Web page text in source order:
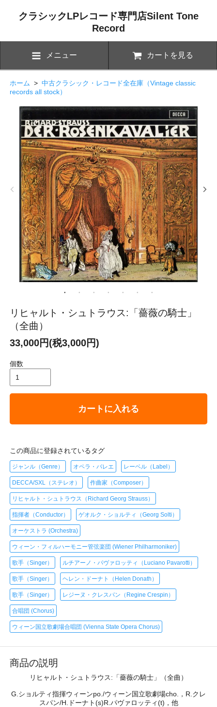
クラシックLPレコード専門店Silent Tone
Record
メニュー カートを見る
ホーム > 中古クラシック・レコード全在庫（Vintage classic
records all stock）
リヒャルト・シュトラウス:「薔薇の騎士」
（全曲）
33,000円(税3,000円)
個数
カートに入れる
この商品に登録されているタグ
ジャンル（Genre） オペラ・バレエ レーベル（Label）
DECCA/SXL（ステレオ） 作曲家（Composer）
リヒャルト・シュトラウス（Richard Georg Strauss）
指揮者（Conductor） ゲオルク・ショルティ（Georg Solti）
オーケストラ (Orchestra)
ウィーン・フィルハーモニー管弦楽団 (Wiener Philharmoniker)
歌手（Singer） ルチアーノ・パヴァロッティ（Luciano Pavarotti）
歌手（Singer） ヘレン・ドーナト（Helen Donath）
歌手（Singer） レジーヌ・クレスパン（Regine Crespin）
合唱団 (Chorus)
ウィーン国立歌劇場合唱団 (Vienna State Opera Chorus)
商品の説明
リヒャルト・シュトラウス:「薔薇の騎士」（全曲）
G.ショルティ指揮ウィーンpo./ウィーン国立歌劇場cho.，R.クレ
スパン/H.ドーナト(s)R.パヴァロッティ(t)，他